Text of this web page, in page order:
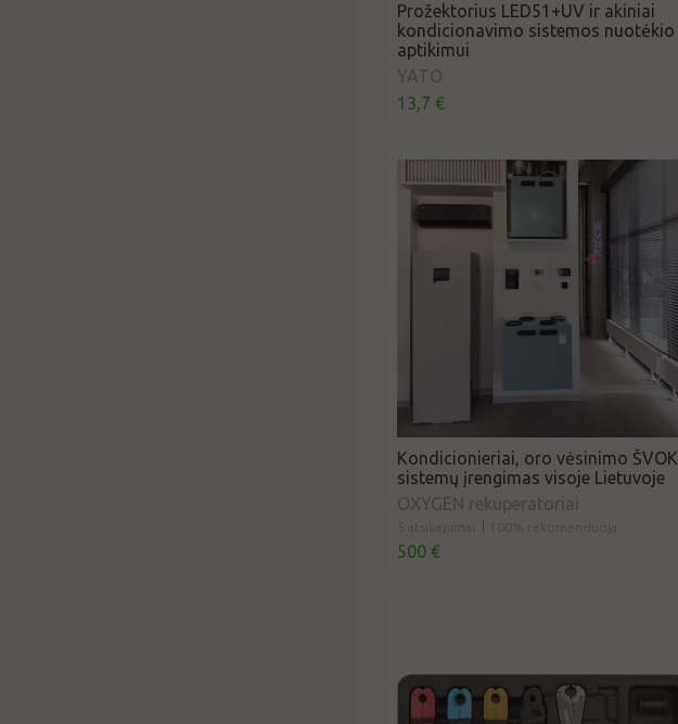
Prožektorius LED51+UV ir akiniai
kondicionavimo sistemos nuotėkio
aptikimui
YATO
13,7 €
Kondicionieriai, oro vėsinimo ŠVOK
sistemų įrengimas visoje Lietuvoje
OXYGEN rekuperatoriai
500 €